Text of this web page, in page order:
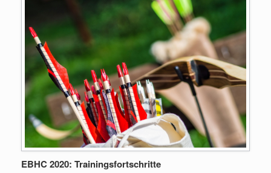
EBHC 2020: Trainingsfortschritte